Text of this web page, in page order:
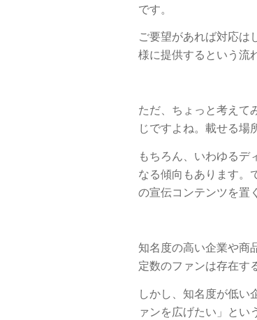
です。
ご要望があれば対応は
様に提供するという流
ただ、ちょっと考えて
じですよね。載せる場
もちろん、いわゆるデ
なる傾向もあります。
の宣伝コンテンツを置
知名度の高い企業や商
定数のファンは存在す
しかし、知名度が低い
ァンを広げたい」とい